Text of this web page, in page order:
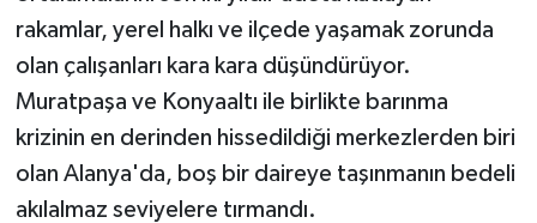
rakamlar, yerel halkı ve ilçede yaşamak zorunda
olan çalışanları kara kara düşündürüyor.
Muratpaşa ve Konyaaltı ile birlikte barınma
krizinin en derinden hissedildiği merkezlerden biri
olan Alanya'da, boş bir daireye taşınmanın bedeli
akılalmaz seviyelere tırmandı.